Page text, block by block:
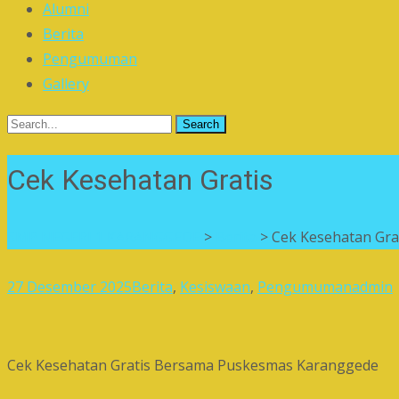
Alumni
Berita
Pengumuman
Gallery
Search
Cek Kesehatan Gratis
> >Cek Kesehatan
27 Desember 2025Berita, Kesiswaan, Pengumumanadmin
Cek Kesehatan Gratis Bersama Puskesmas Karanggede